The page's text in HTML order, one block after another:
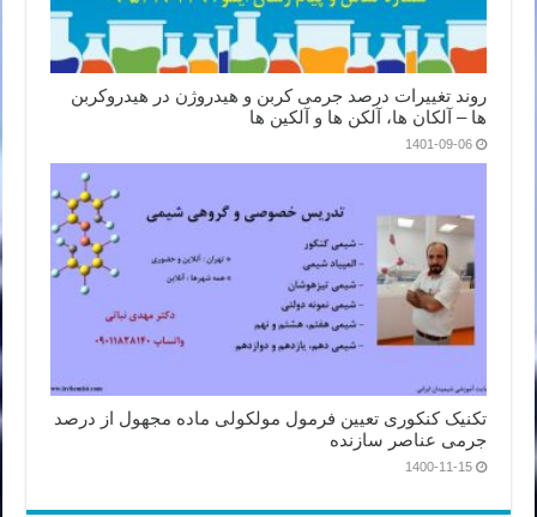
روند تغییرات درصد جرمی کربن و هیدروژن در هیدروکربن
ها – آلکان ها، آلکن ها و آلکین ها
1401-09-06
تکنیک کنکوری تعیین فرمول مولکولی ماده مجهول از درصد
جرمی عناصر سازنده
1400-11-15